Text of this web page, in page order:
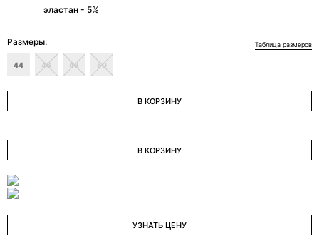
эластан - 5%
Размеры:
44 46 48 50
В КОРЗИНУ
Таблица размеров
В КОРЗИНУ
УЗНАТЬ ЦЕНУ